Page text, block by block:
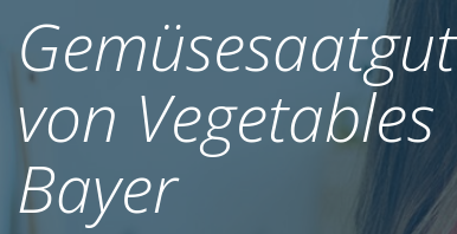
Gemüsesaatgut
von Vegetables
Bayer